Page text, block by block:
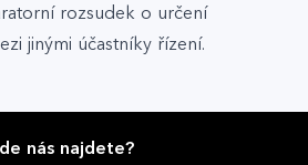
rozsudek o určení
jinými účastníky řízení.
nás najdete?